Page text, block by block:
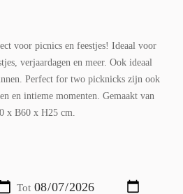
voor picnics en feestjes! Ideaal voor
verjaardagen en meer. Ook ideaal
Perfect for two picknicks zijn ook
en intieme momenten. Gemaakt van
x B60 x H25 cm.
Tot